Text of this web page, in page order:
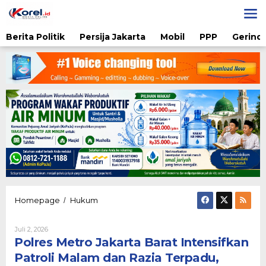
ke
Berita Politik
Persija Jakarta Mobil PPP
Homepage / Hukum
Intensifkan
Patroli
Malam
Juli 2, 2026Oleh
Shodiq
Permono
Polres Metro Jakarta Barat Intensifkan
Patroli Malam dan Razia Terpadu,